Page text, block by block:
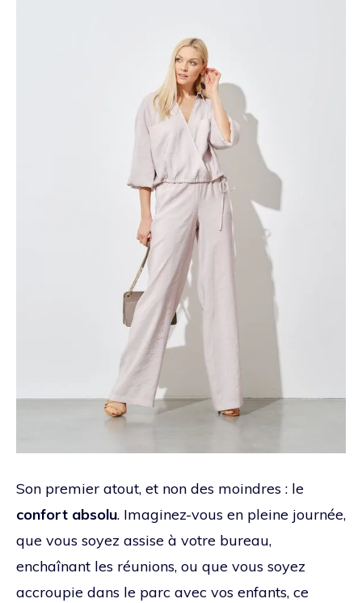
Son premier atout, et non des moindres : le
confort absolu. Imaginez-vous en pleine journée,
que vous soyez assise à votre bureau,
enchaînant les réunions, ou que vous soyez
accroupie dans le parc avec vos enfants, ce